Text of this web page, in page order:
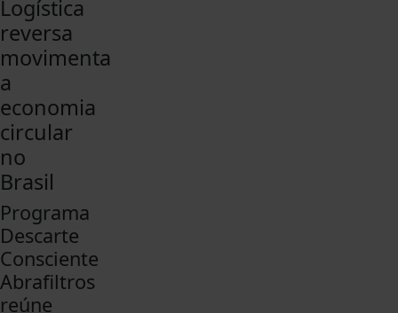
Logística
reversa
movimenta
a
economia
circular
no
Brasil
Programa
Descarte
Consciente
Abrafiltros
reúne